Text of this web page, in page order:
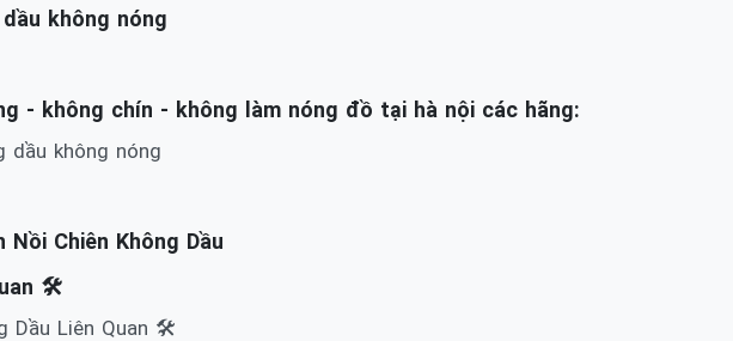
không nóng
- không chín - không làm nóng đồ tại hà nội các hãng:
dầu không nóng
Nồi Chiên Không Dầu
🛠️
Dầu Liên Quan 🛠️